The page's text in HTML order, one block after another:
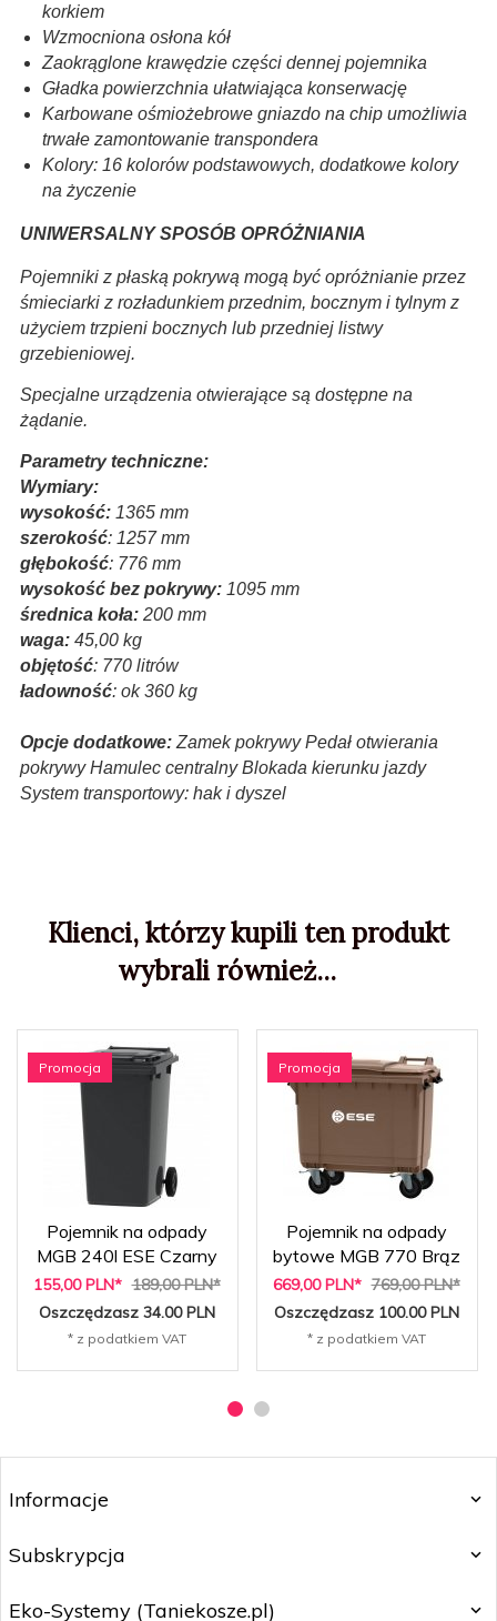
korkiem
Wzmocniona osłona kół
Zaokrąglone krawędzie części dennej pojemnika
Gładka powierzchnia ułatwiająca konserwację
Karbowane ośmiożebrowe gniazdo na chip umożliwia
trwałe zamontowanie transpondera
Kolory: 16 kolorów podstawowych, dodatkowe kolory
na życzenie
UNIWERSALNY SPOSÓB OPRÓŻNIANIA
Pojemniki z płaską pokrywą mogą być opróżnianie przez
śmieciarki z rozładunkiem przednim, bocznym i tylnym z
użyciem trzpieni bocznych lub przedniej listwy
grzebieniowej.
Specjalne urządzenia otwierające są dostępne na
żądanie.
Parametry techniczne:
Wymiary:
wysokość: 1365 mm
szerokość: 1257 mm
głębokość: 776 mm
wysokość bez pokrywy: 1095 mm
średnica koła: 200 mm
waga: 45,00 kg
objętość: 770 litrów
ładowność: ok 360 kg
Opcje dodatkowe: Zamek pokrywy Pedał otwierania
pokrywy Hamulec centralny Blokada kierunku jazdy
System transportowy: hak i dyszel
Klienci, którzy kupili ten produkt
wybrali również...
Promocja
Pojemnik na odpady
MGB 240l ESE Czarny
155,00 PLN* 189,00 PLN*
Oszczędzasz 34.00 PLN
* z podatkiem VAT
Promocja
Pojemnik na odpady
bytowe MGB 770 Brąz
669,00 PLN* 769,00 PLN*
Oszczędzasz 100.00 PLN
* z podatkiem VAT
Informacje
Subskrypcja
Eko-Systemy (Taniekosze.pl)